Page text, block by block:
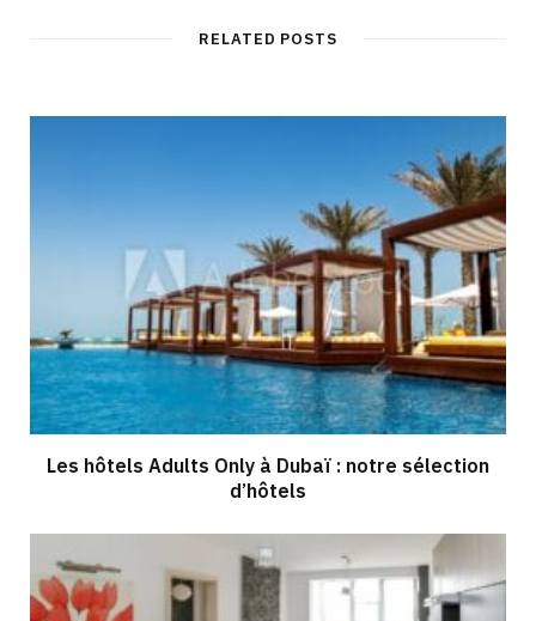
RELATED POSTS
Les hôtels Adults Only à Dubaï : notre sélection
d’hôtels